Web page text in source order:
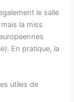
le salle
la miss
En pratique, la
utiles de